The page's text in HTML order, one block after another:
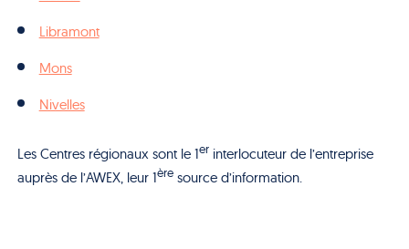
Libramont
Mons
Nivelles
Les Centres régionaux sont le 1erinterlocuteur de l’entreprise
auprès de l’AWEX, leur 1èresource d’information.